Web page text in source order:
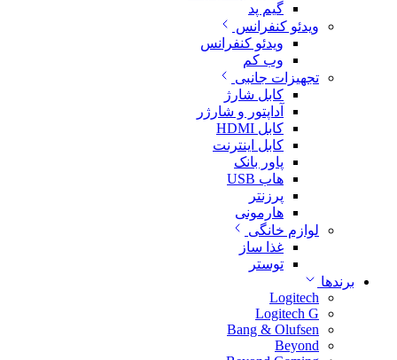
گیم پد
ویدئو کنفرانس
ویدئو کنفرانس
وب کم
تجهیزات جانبی
کابل شارژ
آداپتور و شارژر
کابل HDMI
کابل اینترنت
پاور بانک
هاب USB
پرزنتر
هارمونی
لوازم خانگی
غذا ساز
توستر
برندها
Logitech
Logitech G
Bang & Olufsen
Beyond